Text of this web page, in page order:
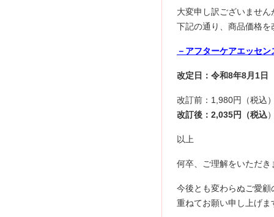
大変申し訳ございませ
下記の通り、商品価格
－アフターケアエッセ
改定日：令和8年8月1日
改訂前：1,980円（税込
改訂後：2,035円（税込
以上
何卒、ご理解をいただ
今後とも変わらぬご愛
重ねてお願い申し上げま